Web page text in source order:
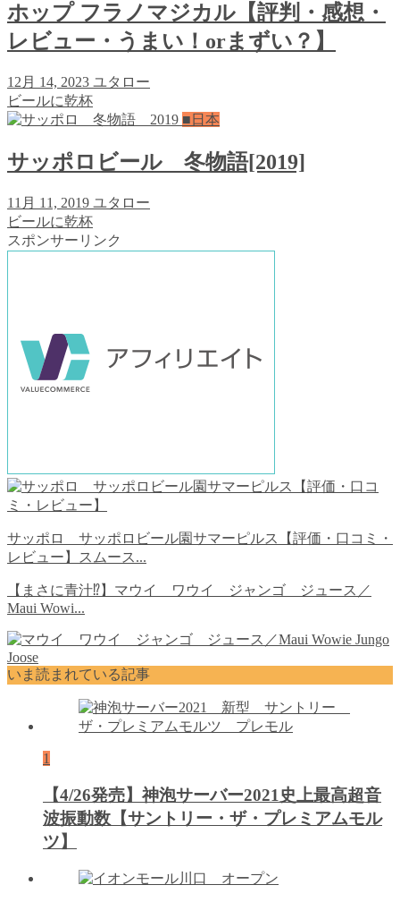
ホップ フラノマジカル【評判・感想・
レビュー・うまい！orまずい？】
12月 14, 2023 ユタロー
ビールに乾杯
■日本
サッポロビール 冬物語[2019]
11月 11, 2019 ユタロー
ビールに乾杯
スポンサーリンク
サッポロ サッポロビール園サマーピルス【評価・口コミ・
レビュー】スムース...
【まさに青汁⁉︎】マウイ ワウイ ジャンゴ ジュース／
Maui Wowi...
いま読まれている記事
1
【4/26発売】神泡サーバー2021史上最高超音
波振動数【サントリー・ザ・プレミアムモル
ツ】